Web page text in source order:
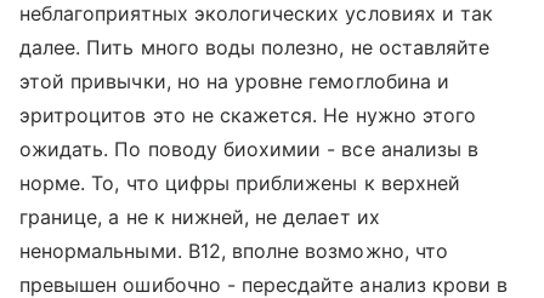
неблагоприятных экологических условиях и так
далее. Пить много воды полезно, не оставляйте
этой привычки, но на уровне гемоглобина и
эритроцитов это не скажется. Не нужно этого
ожидать. По поводу биохимии - все анализы в
норме. То, что цифры приближены к верхней
границе, а не к нижней, не делает их
ненормальными. В12, вполне возможно, что
превышен ошибочно - пересдайте анализ крови в